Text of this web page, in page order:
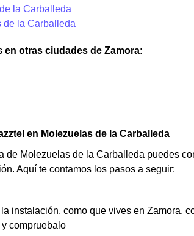
la Carballeda
de la Carballeda
en otras ciudades de Zamora:
en Molezuelas de la Carballeda
de Molezuelas de la Carballeda puedes
Aquí te contamos los pasos a seguir:
la instalación, como que vives en Zamora,
compruebalo